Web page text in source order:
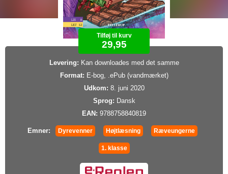
Tilføj til kurv
29,95
Levering: Kan downloades med det samme
Format: E-bog, .ePub (vandmærket)
Udkom: 8. juni 2020
Sprog: Dansk
EAN: 9788758840819
Emner: Dyrevenner Højtlæsning Ræveungerne
1. klasse